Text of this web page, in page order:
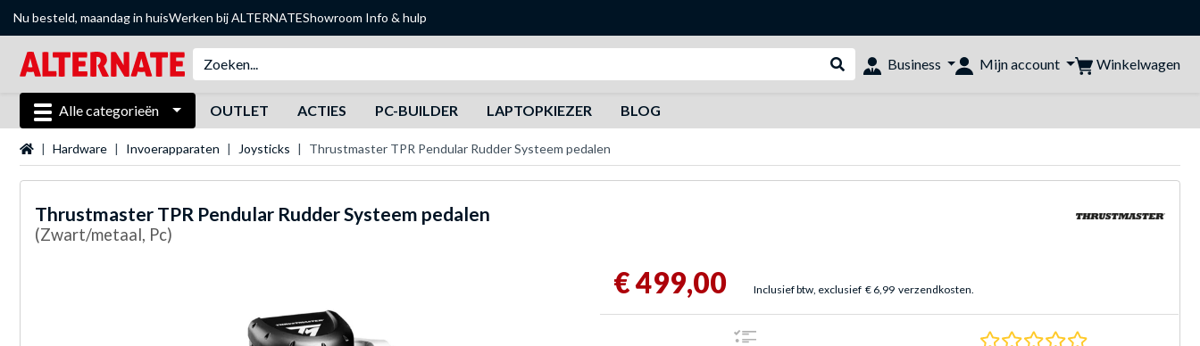
Nu besteld, maandag in huisWerken bij ALTERNATEShowroom Info & hulp
Webshop doorzoeken
Business Mijn account Winkelwagen
Alle categorieën OUTLET ACTIES PC-BUILDER LAPTOPKIEZER BLOG
Startpagina
Hardware Invoerapparaten Joysticks Thrustmaster TPR Pendular Rudder Systeem pedalen
Thrustmaster TPR Pendular Rudder Systeem pedalen
(Zwart/metaal, Pc)
€ 499,00 Inclusief btw, exclusief € 6,99 verzendkosten.
0.0 sterren